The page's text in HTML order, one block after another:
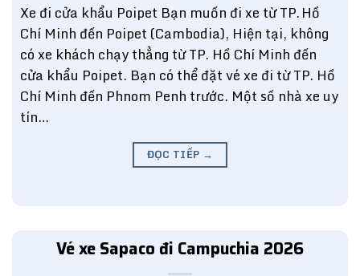
Xe đi cửa khẩu Poipet Bạn muốn đi xe từ TP. Hồ
Chí Minh đến Poipet (Cambodia), Hiện tại, không
có xe khách chạy thẳng từ TP. Hồ Chí Minh đến
cửa khẩu Poipet. Bạn có thể đặt vé xe đi từ TP. Hồ
Chí Minh đến Phnom Penh trước. Một số nhà xe uy
tín…
ĐỌC TIẾP →
Vé xe Sapaco đi Campuchia 2026